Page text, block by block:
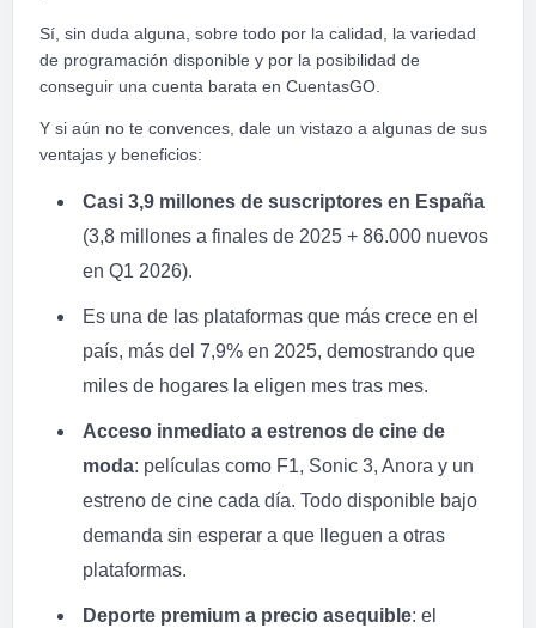
Sí, sin duda alguna, sobre todo por la calidad, la variedad
de programación disponible y por la posibilidad de
conseguir una cuenta barata en CuentasGO.
Y si aún no te convences, dale un vistazo a algunas de sus
ventajas y beneficios:
Casi 3,9 millones de suscriptores en España
(3,8 millones a finales de 2025 + 86.000 nuevos
en Q1 2026).
Es una de las plataformas que más crece en el
país, más del 7,9% en 2025, demostrando que
miles de hogares la eligen mes tras mes.
Acceso inmediato a estrenos de cine de
moda: películas como F1, Sonic 3, Anora y un
estreno de cine cada día. Todo disponible bajo
demanda sin esperar a que lleguen a otras
plataformas.
Deporte premium a precio asequible: el